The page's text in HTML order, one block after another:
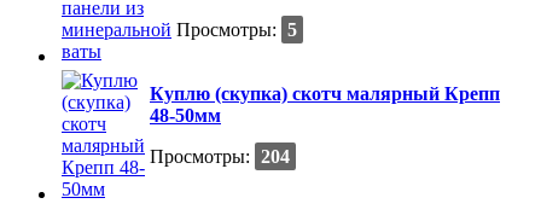
Просмотры: 5
Куплю (скупка) скотч малярный Крепп
48-50мм
Просмотры: 204